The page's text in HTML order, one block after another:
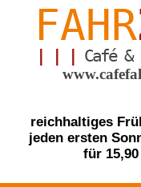
FAHR
Café
reichhaltiges
jeden ersten
für